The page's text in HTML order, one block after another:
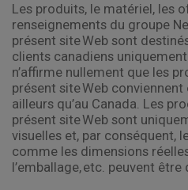
Les produits, le matériel, les
renseignements du groupe
présent site Web sont
clients canadiens
n’affirme nullement que les
présent site Web
ailleurs qu’au Canada. Les
présent site Web sont
visuelles et, par conséquent,
comme les dimensions
l’emballage, etc. peuvent